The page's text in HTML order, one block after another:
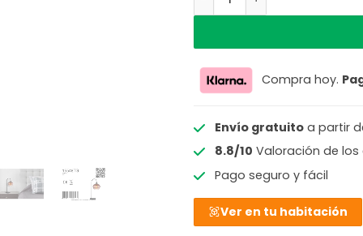
Compra hoy.
Envío gratuitoa partir
8.8/10 Valoración de los
Pago seguro y fácil
Ver en tu habitación